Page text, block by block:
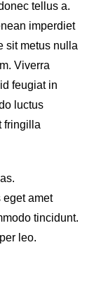
tellus a.
imperdiet
sit metus nulla
Viverra
feugiat in
luctus
fringilla
eget amet
tincidunt.
leo.